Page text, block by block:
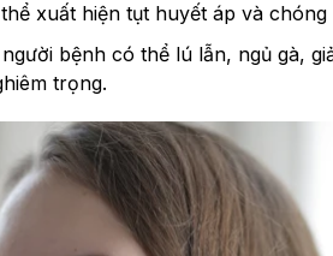
xuất hiện tụt huyết áp và chóng
bệnh có thể lú lẫn, ngủ gà,
trọng.